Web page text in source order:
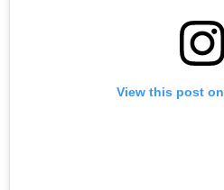
View this post